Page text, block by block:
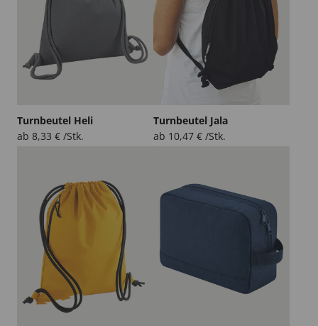
Turnbeutel Heli
ab 8,33 € /Stk.
Turnbeutel Jala
ab 10,47 € /Stk.